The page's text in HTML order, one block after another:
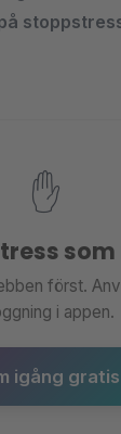
✋
först.
i appen.
igång gratis